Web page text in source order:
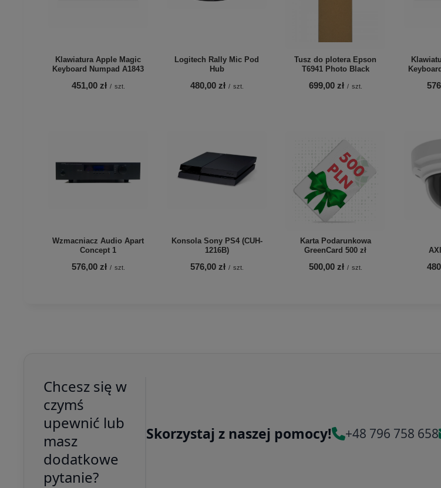
Klawiatura Apple Magic
Keyboard Numpad A1843
451,00 zł / szt.
Logitech Rally Mic Pod
Hub
480,00 zł / szt.
Tusz do plotera Epson
T6941 Photo Black
699,00 zł / szt.
Wzmacniacz Audio Apart
Concept 1
576,00 zł / szt.
Konsola Sony PS4 (CUH-
1216B)
576,00 zł / szt.
Karta Podarunkowa
GreenCard 500 zł
500,00 zł / szt.
Chcesz się w
czymś
upewnić lub
masz
dodatkowe
pytanie?
Skorzystaj z naszej pomocy! +48 796 758 658